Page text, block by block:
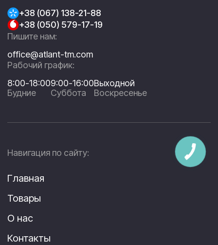
+38 (067) 138-21-88
+38 (050) 579-17-19
Пишите нам:
office@atlant-tm.com
Рабочий график:
8:00-18:00
Будние
9:00-16:00
Суббота
Выходной
Воскресенье
Навигация по сайту:
Главная
Товары
О нас
Контакты